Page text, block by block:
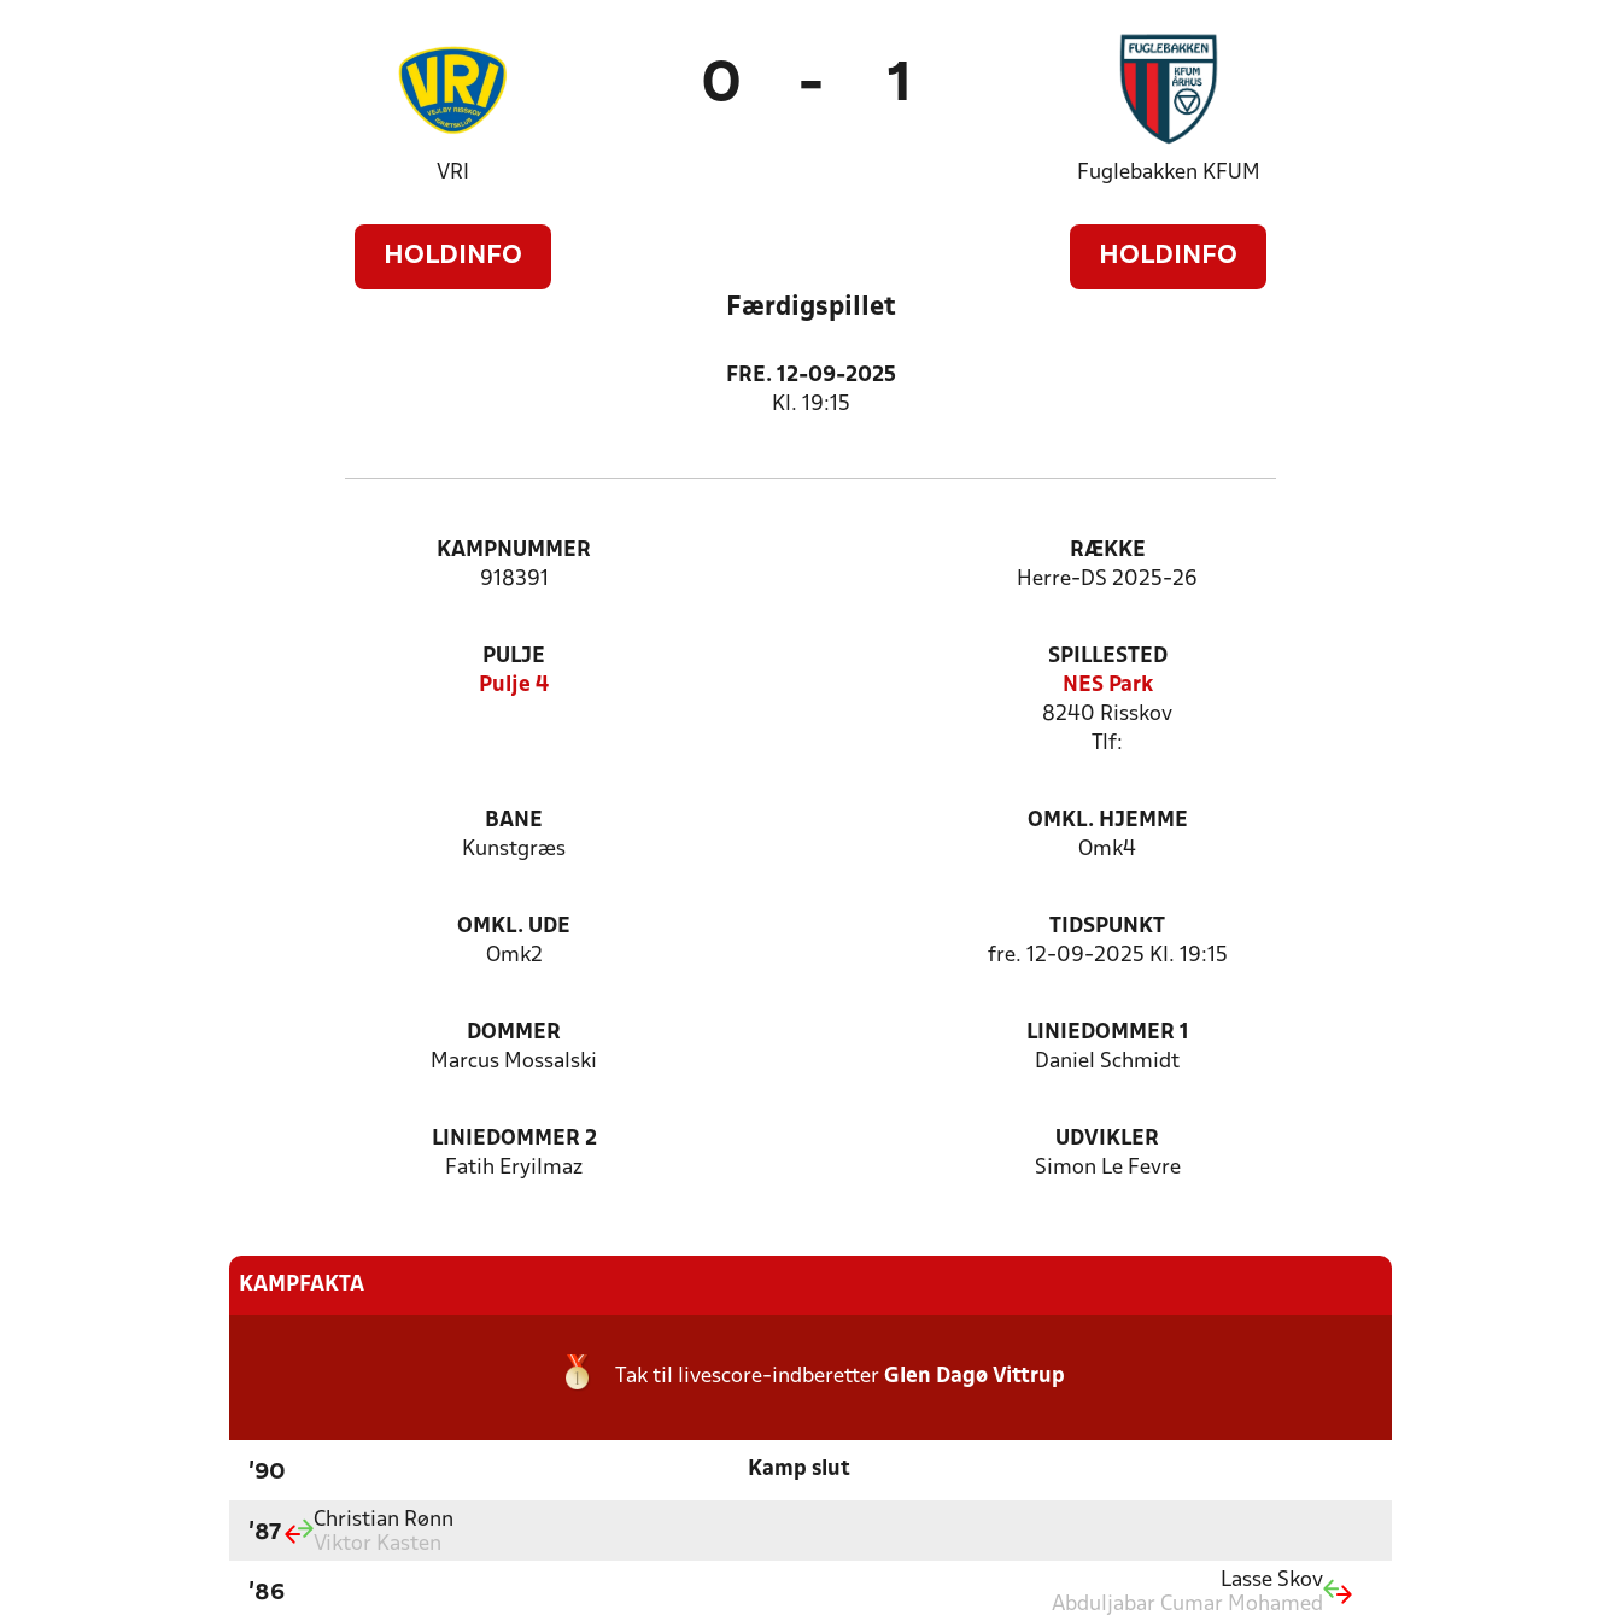
VRI
HOLDINFO
0 - 1
Fuglebakken KFUM
HOLDINFO
Færdigspillet
FRE. 12-09-2025
Kl. 19:15
KAMPNUMMER
918391
RÆKKE
Herre-DS 2025-26
PULJE
Pulje 4
SPILLESTED
NES Park
8240 Risskov
Tlf:
BANE
Kunstgræs
OMKL. HJEMME
Omk4
OMKL. UDE
Omk2
TIDSPUNKT
fre. 12-09-2025 Kl. 19:15
DOMMER
Marcus Mossalski
LINIEDOMMER 1
Daniel Schmidt
LINIEDOMMER 2
Fatih Eryilmaz
UDVIKLER
Simon Le Fevre
KAMPFAKTA
Tak til livescore-indberetter Glen Dagø Vittrup
'90 Kamp slut
'87
Christian Rønn
Viktor Kasten
'86
Lasse Skov
Abduljabar Cumar Mohamed